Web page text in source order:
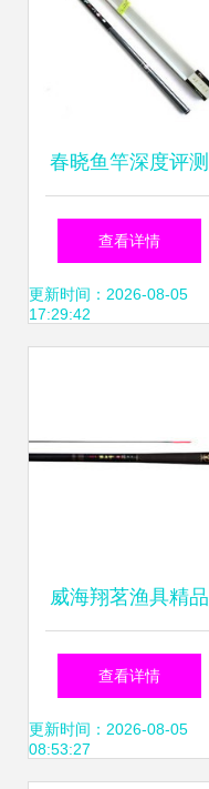
春晓鱼竿深度评测
性价比之王的东方
美学渔具体验
查看详情
更新时间：2026-08-05
17:29:42
威海翔茗渔具精品
展示 高性价比台钓
竿推荐
查看详情
更新时间：2026-08-05
08:53:27